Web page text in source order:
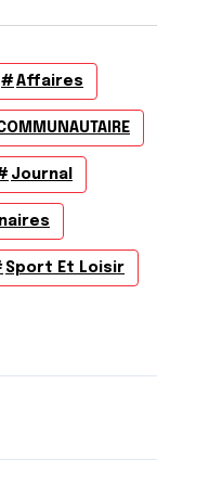
Affaires
Journal
Sport Et Loisir